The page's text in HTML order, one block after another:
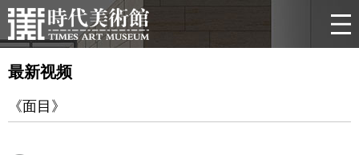
最新视频
《面目》